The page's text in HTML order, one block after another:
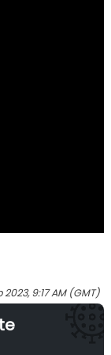
2023, 9:17 AM (GMT)